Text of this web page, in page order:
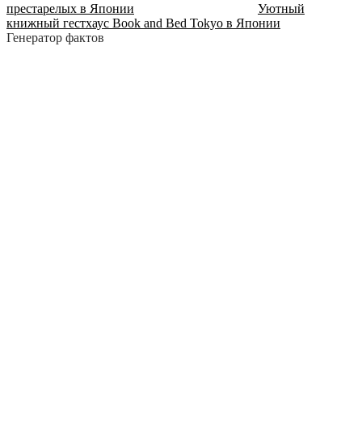
престарелых в Японии
Уютный
книжный гестхаус Book and Bed Tokyo в Японии
Генератор фактов